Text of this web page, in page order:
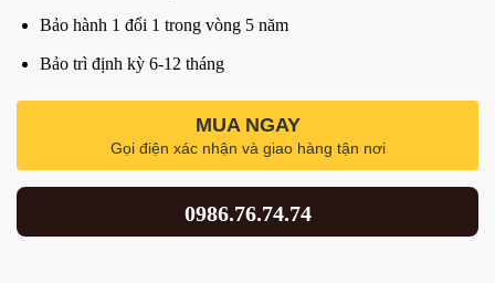
Bảo hành 1 đổi 1 trong vòng 5 năm
Bảo trì định kỳ 6-12 tháng
MUA NGAY
Gọi điện xác nhận và giao hàng tận nơi
0986.76.74.74